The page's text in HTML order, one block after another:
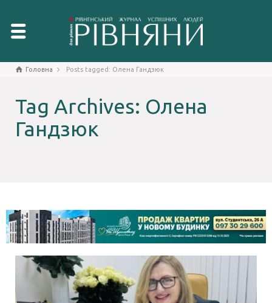
Головна Posts tagged: Олена Гандзюк
Tag Archives: Олена
Гандзюк